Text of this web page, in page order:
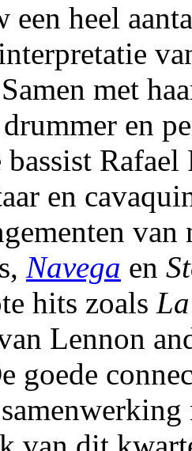
een heel
met
en
bassist
en
van
Navega en
hits zoals
Lennon
goede